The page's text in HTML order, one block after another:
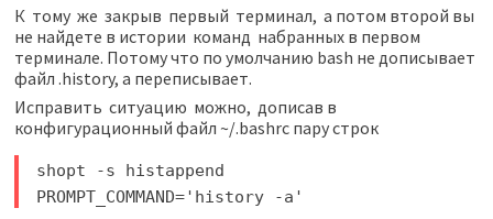
К тому же закрыв первый терминал, а потом второй вы
не найдете в истории команд набранных в первом
терминале. Потому что по умолчанию bash не дописывает
файл .history, а переписывает.
Исправить ситуацию можно, дописав в
конфигурационный файл ~/.bashrc пару строк
shopt -s histappend
PROMPT_COMMAND='history -a'